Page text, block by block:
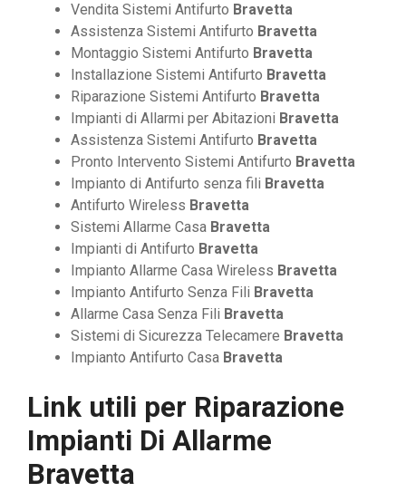
Vendita Sistemi Antifurto Bravetta
Assistenza Sistemi Antifurto Bravetta
Montaggio Sistemi Antifurto Bravetta
Installazione Sistemi Antifurto Bravetta
Riparazione Sistemi Antifurto Bravetta
Impianti di Allarmi per Abitazioni Bravetta
Assistenza Sistemi Antifurto Bravetta
Pronto Intervento Sistemi Antifurto Bravetta
Impianto di Antifurto senza fili Bravetta
Antifurto Wireless Bravetta
Sistemi Allarme Casa Bravetta
Impianti di Antifurto Bravetta
Impianto Allarme Casa Wireless Bravetta
Impianto Antifurto Senza Fili Bravetta
Allarme Casa Senza Fili Bravetta
Sistemi di Sicurezza Telecamere Bravetta
Impianto Antifurto Casa Bravetta
Link utili per Riparazione
Impianti Di Allarme
Bravetta